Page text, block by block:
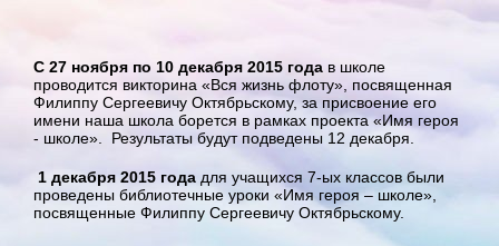
С 27 ноября по 10 декабря 2015 года в школе
проводится викторина «Вся жизнь флоту», посвященная
Филиппу Сергеевичу Октябрьскому, за присвоение его
имени наша школа борется в рамках проекта «Имя героя
- школе». Результаты будут подведены 12 декабря.
1 декабря 2015 года для учащихся 7-ых классов были
проведены библиотечные уроки «Имя героя – школе»,
посвященные Филиппу Сергеевичу Октябрьскому.